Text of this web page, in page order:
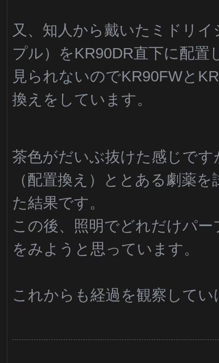
又、知人から戴いたミドリ
プル）をKR90DR直下に配置
見られないのでKR90FWと
換えをしています。
茶色がだいぶ抜けた感じで
（配置換え）ととある劇薬
た結果です。
この後、照明でどれだけパ
をみようと思っています。
これからも経過を観察して